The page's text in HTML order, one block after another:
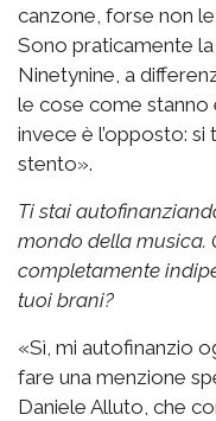
canzone, forse non
Sono praticamente
Ninetynine, a
le cose come stanno
invece è l’opposto:
stento».
Ti stai
mondo della musica.
completamente
tuoi brani?
«Sì, mi autofinanzio
fare una menzione
Daniele Alluto, che